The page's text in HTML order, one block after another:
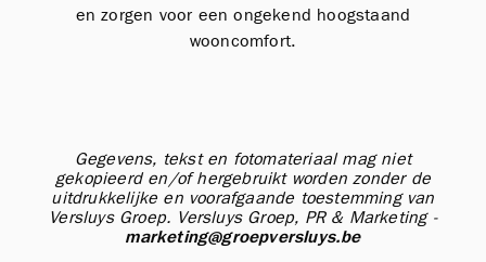
en zorgen voor een ongekend hoogstaand
wooncomfort.
Gegevens, tekst en fotomateriaal mag niet
gekopieerd en/of hergebruikt worden zonder de
uitdrukkelijke en voorafgaande toestemming van
Versluys Groep. Versluys Groep, PR & Marketing -
marketing@groepversluys.be